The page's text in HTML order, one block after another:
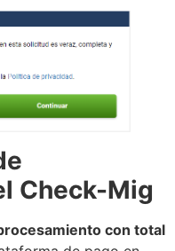
Check-Mig
con total